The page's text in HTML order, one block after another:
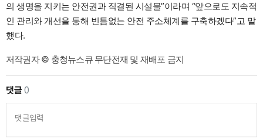
의 생명을 지키는 안전권과 직결된 시설물”이라며 “앞으로도 지속적
인 관리와 개선을 통해 빈틈없는 안전 주소체계를 구축하겠다”고 말
했다.
저작권자 © 충청뉴스큐 무단전재 및 재배포 금지
댓글0
댓글입력